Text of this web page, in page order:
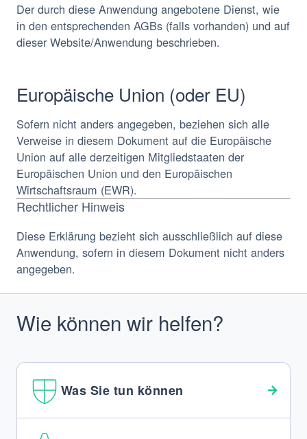
Der durch diese Anwendung angebotene Dienst, wie
in den entsprechenden AGBs (falls vorhanden) und auf
dieser Website/Anwendung beschrieben.
Europäische Union (oder EU)
Sofern nicht anders angegeben, beziehen sich alle
Verweise in diesem Dokument auf die Europäische
Union auf alle derzeitigen Mitgliedstaaten der
Europäischen Union und den Europäischen
Wirtschaftsraum (EWR).
Rechtlicher Hinweis
Diese Erklärung bezieht sich ausschließlich auf diese
Anwendung, sofern in diesem Dokument nicht anders
angegeben.
Wie können wir helfen?
Was Sie tun können